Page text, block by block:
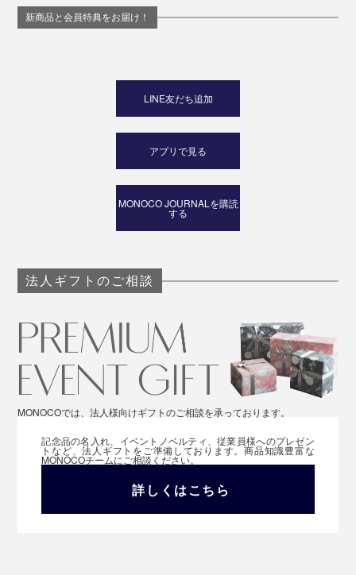
新商品と会員特典をお届け！
LINE友だち追加
アプリで見る
MONOCO JOURNALを購読
する
法人ギフトのご相談
MONOCOでは、法人様向けギフトのご相談を承っております。
記念品の名入れ、イベントノベルティ、従業員様へのプレゼン
トなど、法人ギフトをご準備しております。商品知識豊富な
MONOCOチームにご相談ください。
詳しくはこちら